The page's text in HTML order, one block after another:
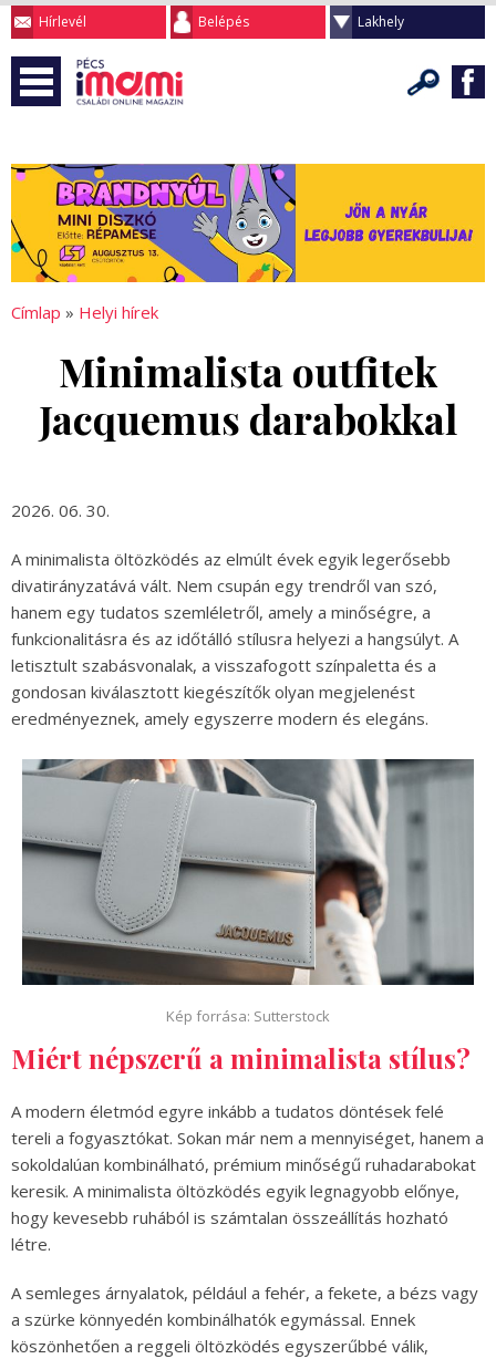
Hírlevél Belépés Lakhely
Címlap » Helyi hírek
Minimalista outfitek
Jacquemus darabokkal
2026. 06. 30.
A minimalista öltözködés az elmúlt évek egyik legerősebb
divatirányzatává vált. Nem csupán egy trendről van szó,
hanem egy tudatos szemléletről, amely a minőségre, a
funkcionalitásra és az időtálló stílusra helyezi a hangsúlyt. A
letisztult szabásvonalak, a visszafogott színpaletta és a
gondosan kiválasztott kiegészítők olyan megjelenést
eredményeznek, amely egyszerre modern és elegáns.
Kép forrása: Sutterstock
Miért népszerű a minimalista stílus?
A modern életmód egyre inkább a tudatos döntések felé
tereli a fogyasztókat. Sokan már nem a mennyiséget, hanem a
sokoldalúan kombinálható, prémium minőségű ruhadarabokat
keresik. A minimalista öltözködés egyik legnagyobb előnye,
hogy kevesebb ruhából is számtalan összeállítás hozható
létre.
A semleges árnyalatok, például a fehér, a fekete, a bézs vagy
a szürke könnyedén kombinálhatók egymással. Ennek
köszönhetően a reggeli öltözködés egyszerűbbé válik,